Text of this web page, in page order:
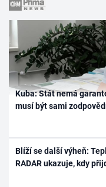
Kuba: Stát nemá
musí být sami
Blíží se další výheň:
RADAR ukazuje, kdy